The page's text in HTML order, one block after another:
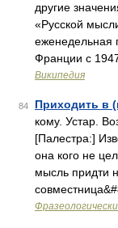
другие
«Русской
еженедельная
Франции с
Википедия
84 Приходить в
кому. Устар.
[Палестра:]
она кого не
мысль придти